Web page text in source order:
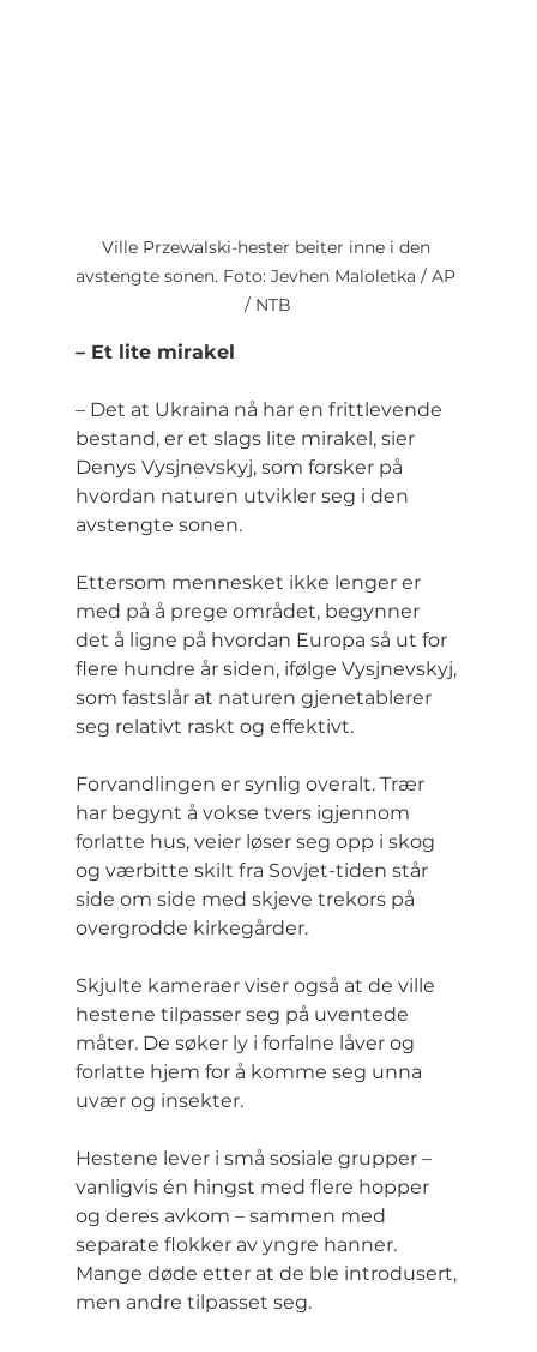
Ville Przewalski-hester beiter inne i den
avstengte sonen. Foto: Jevhen Maloletka / AP
/ NTB
– Et lite mirakel
– Det at Ukraina nå har en frittlevende
bestand, er et slags lite mirakel, sier
Denys Vysjnevskyj, som forsker på
hvordan naturen utvikler seg i den
avstengte sonen.
Ettersom mennesket ikke lenger er
med på å prege området, begynner
det å ligne på hvordan Europa så ut for
flere hundre år siden, ifølge Vysjnevskyj,
som fastslår at naturen gjenetablerer
seg relativt raskt og effektivt.
Forvandlingen er synlig overalt. Trær
har begynt å vokse tvers igjennom
forlatte hus, veier løser seg opp i skog
og værbitte skilt fra Sovjet-tiden står
side om side med skjeve trekors på
overgrodde kirkegårder.
Skjulte kameraer viser også at de ville
hestene tilpasser seg på uventede
måter. De søker ly i forfalne låver og
forlatte hjem for å komme seg unna
uvær og insekter.
Hestene lever i små sosiale grupper –
vanligvis én hingst med flere hopper
og deres avkom – sammen med
separate flokker av yngre hanner.
Mange døde etter at de ble introdusert,
men andre tilpasset seg.